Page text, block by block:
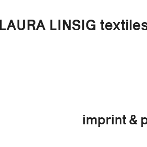
LAURA LINSIG
imprint &